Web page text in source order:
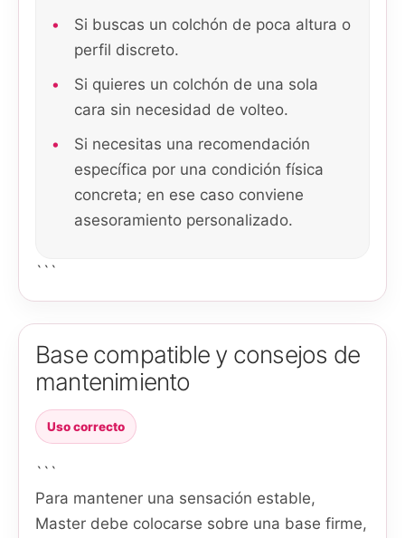
Si buscas un colchón de poca altura o
perfil discreto.
Si quieres un colchón de una sola
cara sin necesidad de volteo.
Si necesitas una recomendación
específica por una condición física
concreta; en ese caso conviene
asesoramiento personalizado.
```
Base compatible y consejos de
mantenimiento
Uso correcto
```
Para mantener una sensación estable,
Master debe colocarse sobre una base firme,